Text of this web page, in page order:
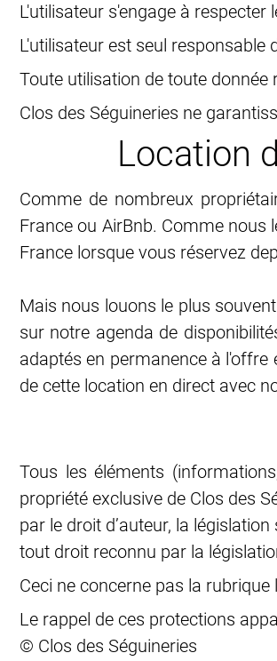
L'utilisateur s'engage à
L'utilisateur est seul responsable
Toute utilisation de toute donnée
Clos des Séguineries ne
Location
Comme de nombreux
France ou AirBnb. Comme nous
France lorsque vous réservez
Mais nous louons le plus
sur notre agenda de
adaptés en permanence à
de cette location en direct avec
Tous les éléments
propriété exclusive de Clos des
par le droit d’auteur, la
tout droit reconnu par la
Ceci ne concerne pas la
Le rappel de ces protections
© Clos des Séguineries